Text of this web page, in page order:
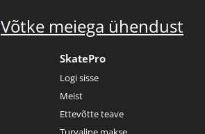
Võtke meiega ühendust
SkatePro
Logi sisse
Meist
Ettevõtte teave